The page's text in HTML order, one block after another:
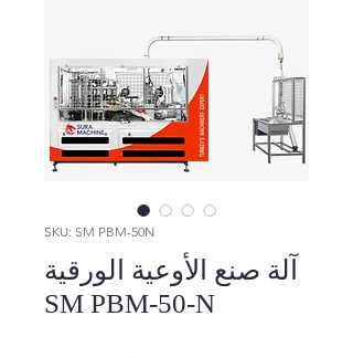
SKU: SM PBM-50N
آلة صنع الأوعية الورقية
SM PBM-50-N